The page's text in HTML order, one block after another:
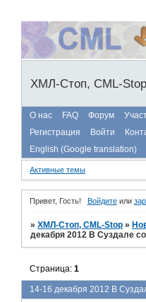
ХМЛ-Стоп, CML-Stop
О нас FAQ Форум
Регистрация
Войти
English (Google translation)
Активные темы
Привет, Гость! Войдитеили
»ХМЛ-Стоп, CML-Stop »
декабря 2012 В Суздале
14-16 декабря 2012 В
Страница:1